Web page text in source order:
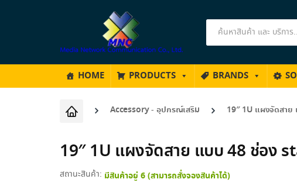
Products
HOME PRODUCTS BRANDS
Accessory - อุปกรณ์เสริม 19″ 1U แผงจัดสา
19″ 1U แผงจัดสาย แบบ 48 ช่อ
สถานะสินค้า: มีสินค้าอยู่ 6 (สามารถสั่งจองสินค้าได้)